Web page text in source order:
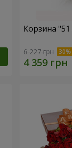
Корзина "51
6 227 грн